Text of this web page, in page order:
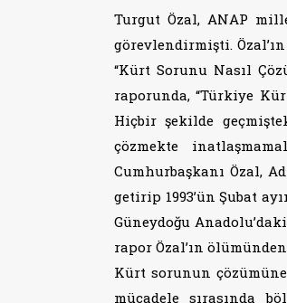
Turgut Özal, ANAP
görevlendirmişti.
“Kürt Sorunu Nasıl
raporunda, “Türkiye
Hiçbir şekilde
çözmekte
Cumhurbaşkanı Özal,
getirip 1993’ün Şubat
Güneydoğu
rapor Özal’ın
Kürt sorunun
mücadele sırasında